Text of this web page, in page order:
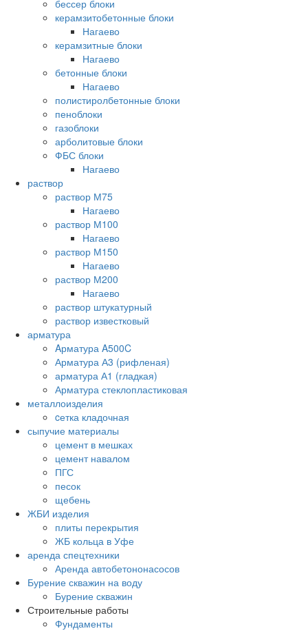
бессер блоки
керамзитобетонные блоки
Нагаево
керамзитные блоки
Нагаево
бетонные блоки
Нагаево
полистиролбетонные блоки
пеноблоки
газоблоки
арболитовые блоки
ФБС блоки
Нагаево
раствор
раствор М75
Нагаево
раствор М100
Нагаево
раствор М150
Нагаево
раствор М200
Нагаево
раствор штукатурный
раствор известковый
арматура
Aрматура A500C
Арматура А3 (рифленая)
арматура А1 (гладкая)
Арматура стеклопластиковая
металлоизделия
cетка кладочная
сыпучие материалы
цемент в мешках
цемент навалом
ПГС
песок
щебень
ЖБИ изделия
плиты перекрытия
ЖБ кольца в Уфе
аренда спецтехники
Аренда автобетононасосов
Бурение скважин на воду
Бурение скважин
Строительные работы
Фундаменты